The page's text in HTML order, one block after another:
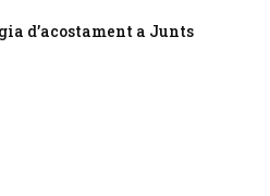
d’acostament a Junts